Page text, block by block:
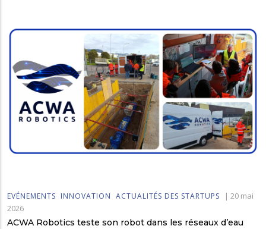
EVÉNEMENTS INNOVATION ACTUALITÉS DES STARTUPS | 20 mai
2026
ACWA Robotics teste son robot dans les réseaux d’eau